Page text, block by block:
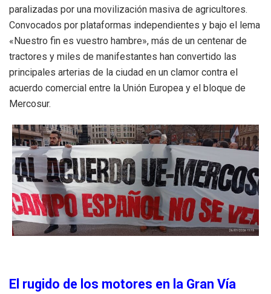
paralizadas por una movilización masiva de agricultores.
Convocados por plataformas independientes y bajo el lema
«Nuestro fin es vuestro hambre», más de un centenar de
tractores y miles de manifestantes han convertido las
principales arterias de la ciudad en un clamor contra el
acuerdo comercial entre la Unión Europea y el bloque de
Mercosur.
El rugido de los motores en la Gran Vía